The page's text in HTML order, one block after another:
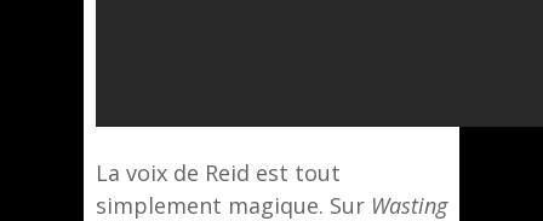
La voix de Reid est tout
simplement magique. Sur Wasting